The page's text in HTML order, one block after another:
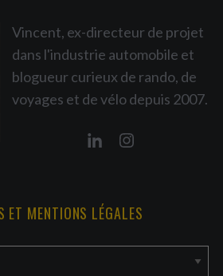
Vincent, ex-directeur de projet
dans l'industrie automobile et
blogueur curieux de rando, de
voyages et de vélo depuis 2007.
ET MENTIONS LÉGALES